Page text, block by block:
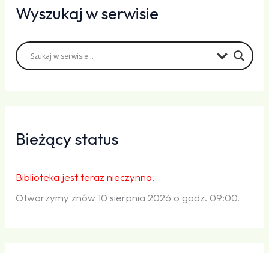
Wyszukaj w serwisie
Bieżący status
Biblioteka jest teraz nieczynna.
Otworzymy znów 10 sierpnia 2026 o godz. 09:00.